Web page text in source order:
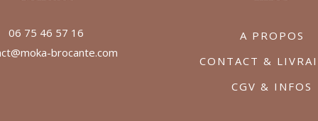
06 75 46 57 16
brocante.com
A PROPOS
CONTACT &
CGV & INFOS